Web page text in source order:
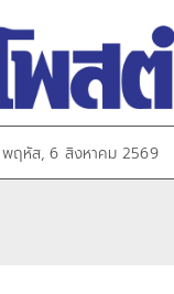
พฤหัส, 6 สิงหาคม 2569